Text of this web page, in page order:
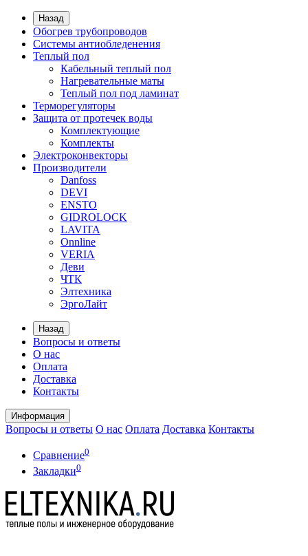
Назад
Обогрев трубопроводов
Системы антиобледенения
Теплый пол
Кабельный теплый пол
Нагревательные маты
Теплый пол под ламинат
Терморегуляторы
Защита от протечек воды
Комплектующие
Комплекты
Электроконвекторы
Производители
Danfoss
DEVI
ENSTO
GIDROLOCK
LAVITA
Onnline
VERIA
Деви
ЧТК
Элтехника
ЭргоЛайт
Назад
Вопросы и ответы
О нас
Оплата
Доставка
Контакты
Информация
Вопросы и ответы О нас Оплата Доставка Контакты
Сравнение0
Закладки0